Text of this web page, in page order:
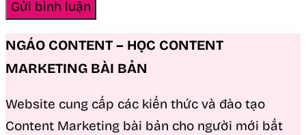
NGÁO CONTENT – HỌC CONTENT
MARKETING BÀI BẢN
Website cung cấp các kiến thức và đào tạo
Content Marketing bài bản cho người mới bắt